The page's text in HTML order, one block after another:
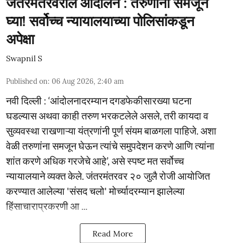
घ्या! सर्वोच्च न्यायालयाच्या पोलिसांकडून
अपेक्षा
Swapnil S
Published on: 06 Aug 2026, 2:40 am
नवी दिल्ली : ‘आंदोलनादरम्यान दगडफेकीसारख्या घटना
घडल्यास अथवा काही तरुण भरकटलेले असले, तरी कायदा व
सुव्यवस्था राखणाऱ्या यंत्रणांनी पूर्ण संयम बाळगला पाहिजे. अशा
वेळी तरुणांना समजून घेऊन त्यांचे समुपदेशन करणे आणि त्यांना
शांत करणे अधिक गरजेचे आहे’, असे स्पष्ट मत सर्वोच्च
न्यायालयाने व्यक्त केले. जंतरमंतरवर २० जुलै रोजी आयोजित
करण्यात आलेल्या 'संसद चलो' मोर्च्यादरम्यान झालेल्या
हिंसाचाराप्रकरणी आ ...
Read More